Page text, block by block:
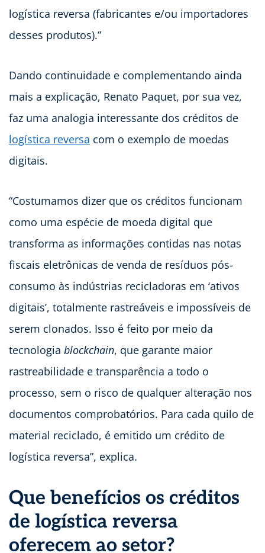
logística reversa (fabricantes e/ou importadores
desses produtos).”
Dando continuidade e complementando ainda
mais a explicação, Renato Paquet, por sua vez,
faz uma analogia interessante dos créditos de
logística reversa com o exemplo de moedas
digitais.
“Costumamos dizer que os créditos funcionam
como uma espécie de moeda digital que
transforma as informações contidas nas notas
fiscais eletrônicas de venda de resíduos pós-
consumo às indústrias recicladoras em ‘ativos
digitais’, totalmente rastreáveis e impossíveis de
serem clonados. Isso é feito por meio da
tecnologia blockchain, que garante maior
rastreabilidade e transparência a todo o
processo, sem o risco de qualquer alteração nos
documentos comprobatórios. Para cada quilo de
material reciclado, é emitido um crédito de
logística reversa”, explica.
Que benefícios os créditos
de logística reversa
oferecem ao setor?